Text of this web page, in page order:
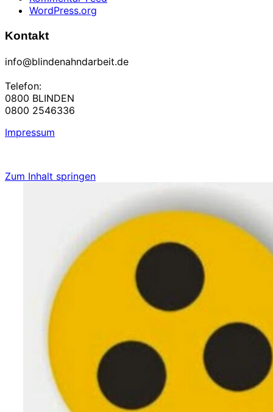
WordPress.org
Kontakt
info@blindenahndarbeit.de
Telefon:
0800 BLINDEN
0800 2546336
Impressum
Zum Inhalt springen